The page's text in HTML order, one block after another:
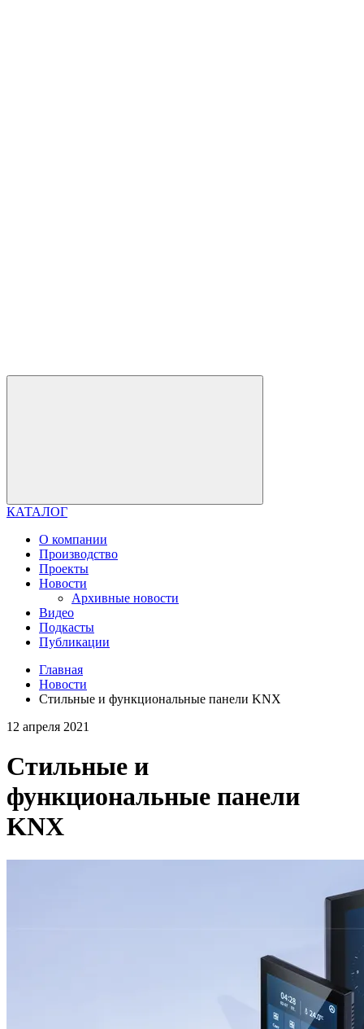
КАТАЛОГ
О компании
Производство
Проекты
Новости
Архивные новости
Видео
Подкасты
Публикации
Главная
Новости
Стильные и функциональные панели KNX
12 апреля 2021
Стильные и
функциональные панели
KNX